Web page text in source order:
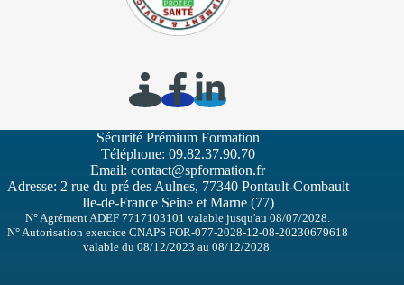
Sécurité Prémium Formation
Téléphone: 09.82.37.90.70
Email:contact@spformation.fr
Adresse: 2 rue du pré des Aulnes, 77340 Pontault-Combault
Ile-de-France Seine et Marne (77)
N° Agrément ADEF 7717103101 valable jusqu'au 08/07/2028.
N° Autorisation exercice CNAPS FOR-077-2028-12-08-20230679618
valable du 08/12/2023 au 08/12/2028.